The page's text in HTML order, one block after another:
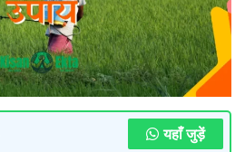
यहाँ जुड़ें